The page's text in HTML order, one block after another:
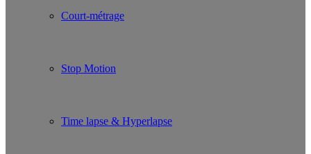
Court-métrage
Stop Motion
Time lapse & Hyperlapse